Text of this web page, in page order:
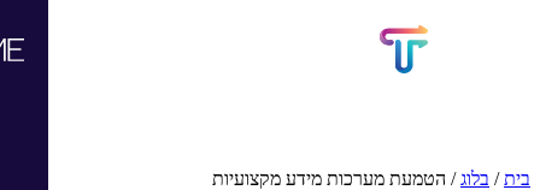
בית/ בלוג/ הטמעת מערכות מידע מקצועיות